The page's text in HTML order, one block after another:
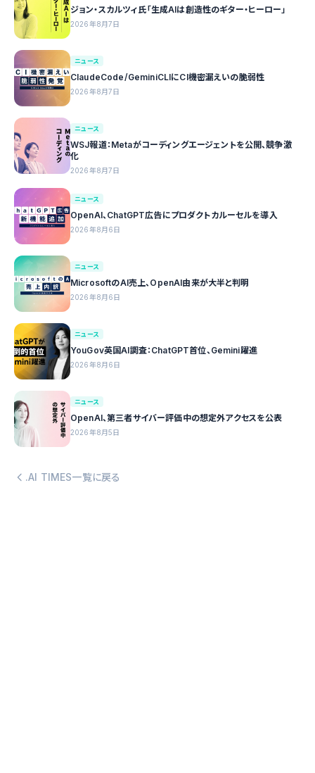
ジョン・スカルツィ氏「生成AIは創造性のギター・ヒーロー」
2026年8月7日
ニュース
ClaudeCode/GeminiCLIにCI機密漏えいの脆弱性
2026年8月7日
ニュース
WSJ報道：Metaがコーディングエージェントを公開、競争激
化
2026年8月7日
ニュース
OpenAI、ChatGPT広告にプロダクトカルーセルを導入
2026年8月6日
ニュース
MicrosoftのAI売上、OpenAI由来が大半と判明
2026年8月6日
ニュース
YouGov英国AI調査：ChatGPT首位、Gemini躍進
2026年8月6日
ニュース
OpenAI、第三者サイバー評価中の想定外アクセスを公表
2026年8月5日
.AI TIMES一覧に戻る